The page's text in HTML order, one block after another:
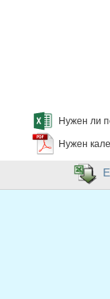
Нужен ли
Нужен